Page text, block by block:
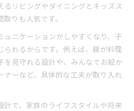
るリビングやダイニングとキッズス
りも人気です。
ュニケーションがしやすくなり、子
られるからです。例えば、親が料理
を見守れる設計や、みんなでお絵か
ナーなど、具体的な工夫が取り入れ
計で、家族のライフスタイルや将来